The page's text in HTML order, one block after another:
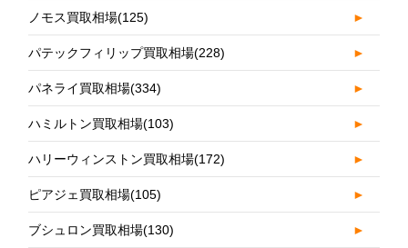
ノモス買取相場(125) ►
パテックフィリップ買取相場(228) ►
パネライ買取相場(334) ►
ハミルトン買取相場(103) ►
ハリーウィンストン買取相場(172) ►
ピアジェ買取相場(105) ►
ブシュロン買取相場(130) ►